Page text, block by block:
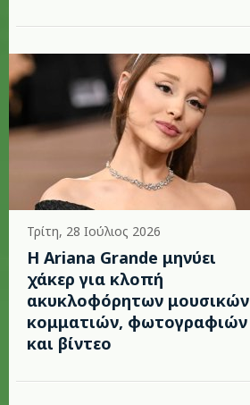
Τρίτη, 28 Ιούλιος 2026
Η Ariana Grande μηνύει
χάκερ για κλοπή
ακυκλοφόρητων μουσικών
κομματιών, φωτογραφιών
και βίντεο